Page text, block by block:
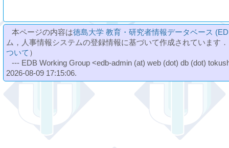
本ページの内容は徳島大学 教育・研究者情報データベース
ム，人事情報システムの登録情報に基づいて作成されています
ついて ）
--- EDB Working Group <edb-admin (at) web (dot) db (dot)
2026-08-09 17:15:06.